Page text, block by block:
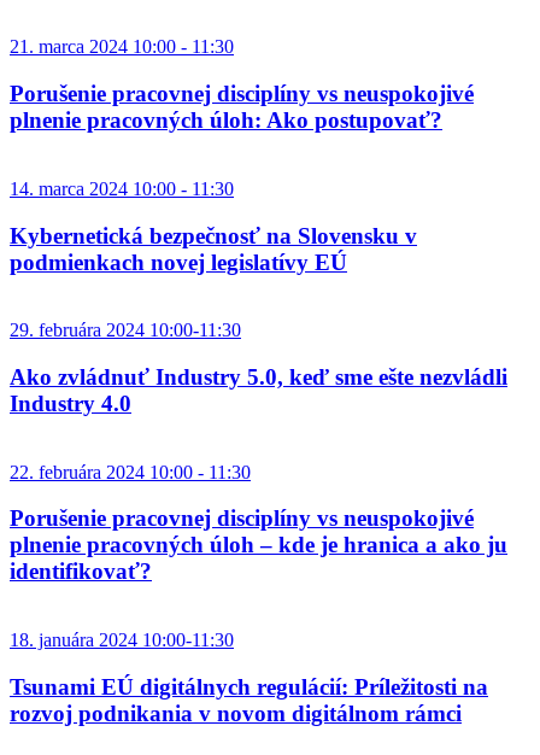
21. marca 2024 10:00 - 11:30
Porušenie pracovnej disciplíny vs neuspokojivé
plnenie pracovných úloh: Ako postupovať?
14. marca 2024 10:00 - 11:30
Kybernetická bezpečnosť na Slovensku v
podmienkach novej legislatívy EÚ
29. februára 2024 10:00-11:30
Ako zvládnuť Industry 5.0, keď sme ešte nezvládli
Industry 4.0
22. februára 2024 10:00 - 11:30
Porušenie pracovnej disciplíny vs neuspokojivé
plnenie pracovných úloh – kde je hranica a ako ju
identifikovať?
18. januára 2024 10:00-11:30
Tsunami EÚ digitálnych regulácií: Príležitosti na
rozvoj podnikania v novom digitálnom rámci